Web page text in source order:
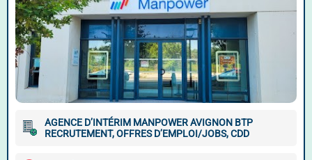
AGENCE D’INTÉRIM MANPOWER AVIGNON BTP
RECRUTEMENT, OFFRES D’EMPLOI/JOBS, CDD